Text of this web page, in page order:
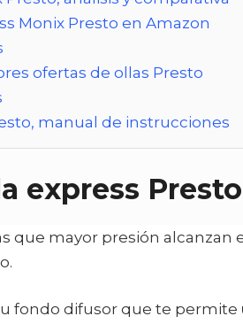
Monix Presto en Amazon
ofertas de ollas Presto
manual de instrucciones
express
que mayor presión alcanzan
fondo difusor que te permite